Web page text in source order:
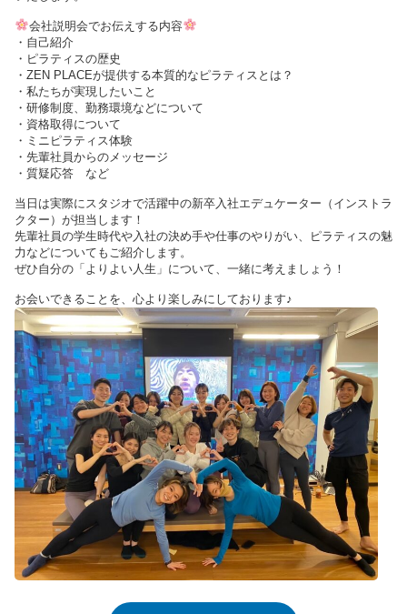
会社説明会でお伝えする内容
・自己紹介
・ピラティスの歴史
・ZEN PLACEが提供する本質的なピラティスとは？
・私たちが実現したいこと
・研修制度、勤務環境などについて
・資格取得について
・ミニピラティス体験
・先輩社員からのメッセージ
・質疑応答 など
当日は実際にスタジオで活躍中の新卒入社エデュケーター（インストラ
クター）が担当します！
先輩社員の学生時代や入社の決め手や仕事のやりがい、ピラティスの魅
力などについてもご紹介します。
ぜひ自分の「よりよい人生」について、一緒に考えましょう！
お会いできることを、心より楽しみにしております♪